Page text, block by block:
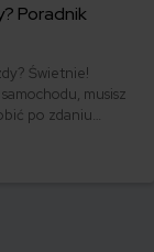
Poradnik
Świetnie!
musisz
po zdaniu
mógł prowadzić